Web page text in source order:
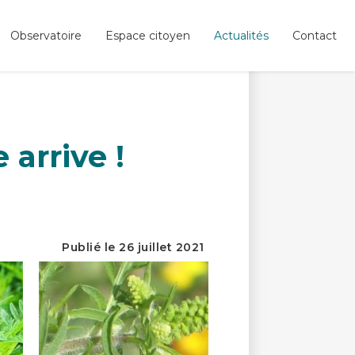
Observatoire Espace citoyen Actualités Contact
arrive !
Publié le 26 juillet 2021